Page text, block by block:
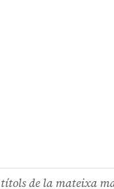
de la mateixa